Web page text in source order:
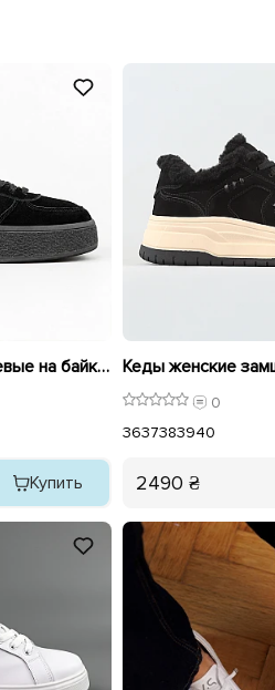
Кеды женские замшевые на байке 596051 Черные
Купить
0
3637383940
2490 ₴